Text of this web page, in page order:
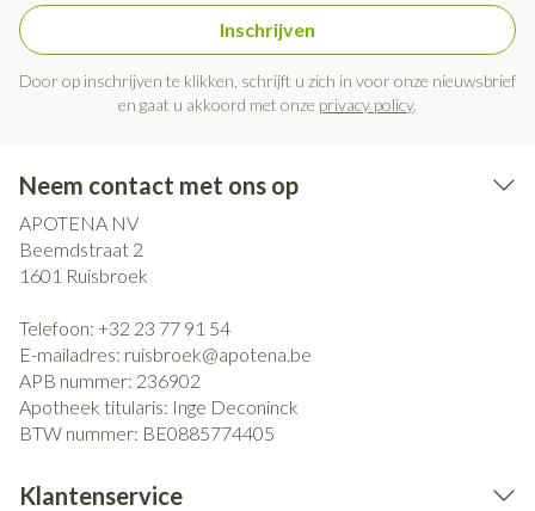
Inschrijven
Door op inschrijven te klikken, schrijft u zich in voor onze nieuwsbrief
en gaat u akkoord met onze privacy policy.
Neem contact met ons op
APOTENA NV
Beemdstraat 2
1601 Ruisbroek
Telefoon: +32 23 77 91 54
E-mailadres: ruisbroek@apotena.be
APB nummer: 236902
Apotheek titularis: Inge Deconinck
BTW nummer: BE0885774405
Klantenservice